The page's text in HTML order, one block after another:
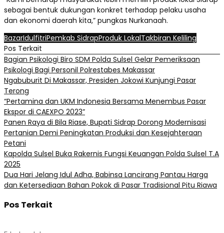
sebagai bentuk dukungan konkret terhadap pelaku usaha
dan ekonomi daerah kita,” pungkas Nurkanaah.
BazarIdulfitriPemkab SidrapProduk LokalTakbiran Keliling
Pos Terkait
Bagian Psikologi Biro SDM Polda Sulsel Gelar Pemeriksaan
Psikologi Bagi Personil Polrestabes Makassar
Ngabuburit Di Makassar, Presiden Jokowi Kunjungi Pasar
Terong
“Pertamina dan UKM Indonesia Bersama Menembus Pasar
Ekspor di CAEXPO 2023”
Panen Raya di Bila Riase, Bupati Sidrap Dorong Modernisasi
Pertanian Demi Peningkatan Produksi dan Kesejahteraan
Petani
Kapolda Sulsel Buka Rakernis Fungsi Keuangan Polda Sulsel T.A
2025
Dua Hari Jelang Idul Adha, Babinsa Lancirang Pantau Harga
dan Ketersediaan Bahan Pokok di Pasar Tradisional Pitu Riawa
Pos Terkait